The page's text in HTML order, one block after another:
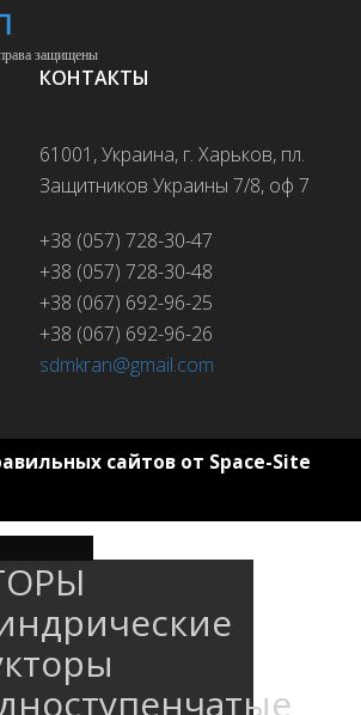
защищены
КОНТАКТЫ
61001, Украина, г. Харьков, пл.
Защитников Украины 7/8, оф 7
+38 (057) 728-30-47
+38 (057) 728-30-48
+38 (067) 692-96-25
+38 (067) 692-96-26
sdmkran@gmail.com
сайтов от Space-Site